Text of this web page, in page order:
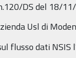
DS del 18/
Usl di
flusso dati